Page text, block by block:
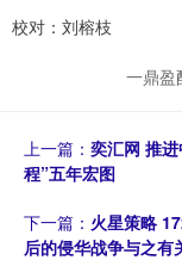
校对：刘榕枝
一鼎盈
上一篇： 奕汇网 推
程”五年宏图
下一篇： 火星策略
后的侵华战争与之有